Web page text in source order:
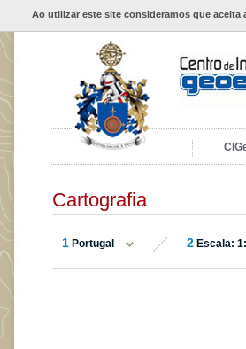
Ao utilizar este site consideramos que aceita
Cartografia
1 Portugal 2 Escala: